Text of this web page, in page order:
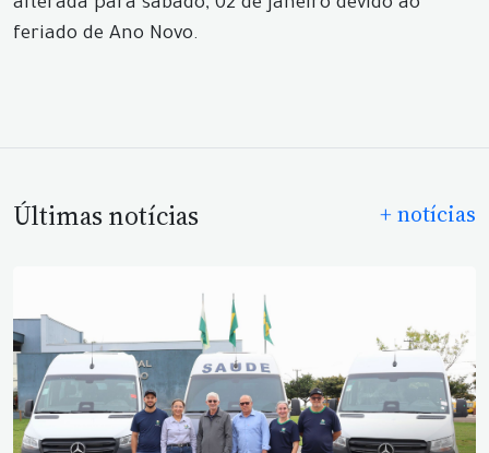
alterada para sábado, 02 de Janeiro devido ao
feriado de Ano Novo.
Últimas notícias + notícias